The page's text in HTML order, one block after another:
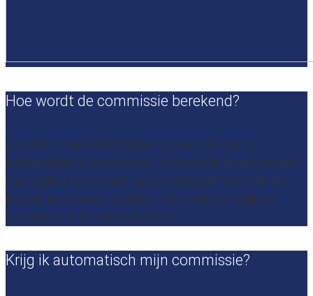
Hoe wordt de commissie berekend?
De commissie wordt berekend over 30% van het
nettobedrag van het product. Het exacte bedrag varieert
van product tot product, gebaseerd op BTW en Ablefy
kosten. Het exacte bedrag vind je onder het tabblad
statistieken in je Ablefy account.
Krijg ik automatisch mijn commissie?